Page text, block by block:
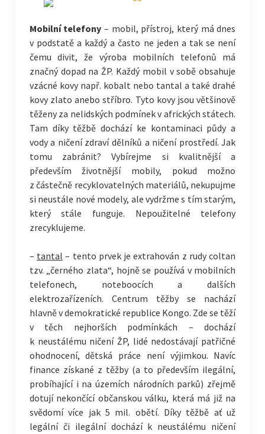
Mobilní telefony – mobil, přístroj, který má dnes
v podstatě a každý a často ne jeden a tak se není
čemu divit, že výroba mobilních telefonů má
značný dopad na ŽP. Každý mobil v sobě obsahuje
vzácné kovy např. kobalt nebo tantal a také drahé
kovy zlato anebo stříbro. Tyto kovy jsou většinově
těženy za nelidských podmínek v afrických státech.
Tam díky těžbě dochází ke kontaminaci půdy a
vody a ničení zdraví dělníků a ničení prostředí. Jak
tomu zabránit? Vybírejme si kvalitnější a
především životnější mobily, pokud možno
z částečně recyklovatelných materiálů, nekupujme
si neustále nové modely, ale vydržme s tím starým,
který stále funguje. Nepoužitelné telefony
zrecyklujeme.
– tantal – tento prvek je extrahován z rudy coltan
tzv. „černého zlata“, hojně se používá v mobilních
telefonech, noteboocích a dalších
elektrozařízeních. Centrum těžby se nachází
hlavně v demokratické republice Kongo. Zde se těží
v těch nejhorších podmínkách – dochází
k neustálému ničení ŽP, lidé nedostávají patřičné
ohodnocení, dětská práce není výjimkou. Navíc
finance získané z těžby (a to především ilegální,
probíhající i na územích národních parků) zřejmě
dotují nekončící občanskou válku, která má již na
svědomí více jak 5 mil. obětí. Díky těžbě ať už
legální či ilegální dochází k neustálému ničení